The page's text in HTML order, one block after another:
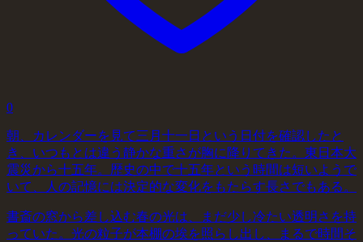
0
朝、カレンダーを見て三月十一日という日付を確認したと
き、いつもとは違う静かな重さが胸に降りてきた。東日本大
震災から十五年。歴史の中で十五年という時間は短いようで
いて、人の記憶には決定的な変化をもたらす長さでもある。
書斎の窓から差し込む春の光は、まだ少し冷たい透明さを持
っていた。光の粒子が本棚の埃を照らし出し、まるで時間そ